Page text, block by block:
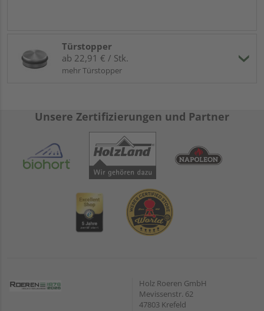
Türstopper
ab 22,91 € / Stk.
mehr Türstopper
Unsere Zertifizierungen und Partner
Holz Roeren GmbH
Mevissenstr. 62
47803 Krefeld